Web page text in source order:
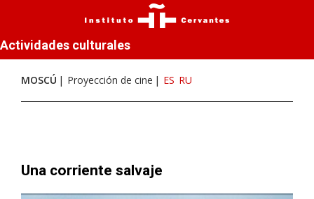
Actividades culturales
MOSCÚ Proyección de cine ES RU
Una corriente salvaje